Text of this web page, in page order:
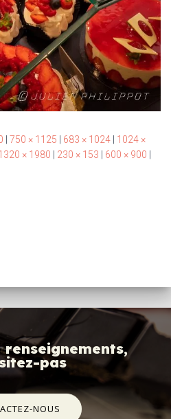
750 × 1125 683 × 1024
1024 ×
× 1980 230 × 153 600 × 900
pas
NOUS